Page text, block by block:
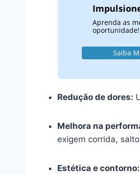
Aprenda as
oportunidade!
Saiba
Redução de dores:
Melhora na
exigem corrida,
Estética e contorno: